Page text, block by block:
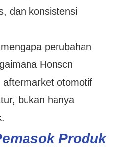
dan konsistensi
perubahan
Honscn
aftermarket otomotif
bukan hanya
Produk